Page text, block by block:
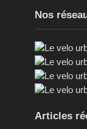
Nos
Articles